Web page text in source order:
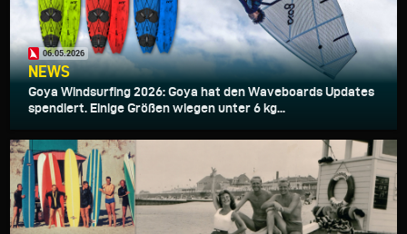
06.05.2026
NEWS
Goya Windsurfing 2026: Goya hat den Waveboards Updates
spendiert. Einige Größen wiegen unter 6 kg...